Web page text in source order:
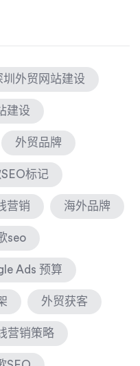
圳外贸网站建设
建设
外贸品牌
标记
营销 海外品牌
seo
Ads 预算
外贸获客
营销策略